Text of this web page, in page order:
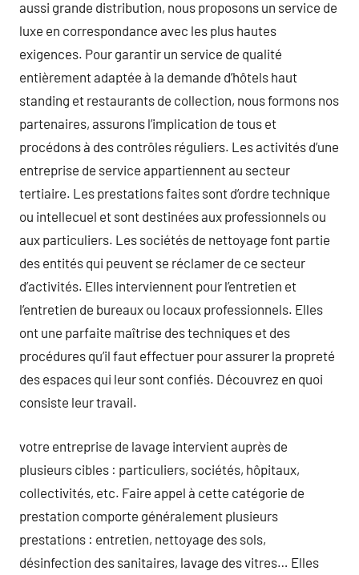
aussi grande distribution, nous proposons un service de
luxe en correspondance avec les plus hautes
exigences. Pour garantir un service de qualité
entièrement adaptée à la demande d’hôtels haut
standing et restaurants de collection, nous formons nos
partenaires, assurons l’implication de tous et
procédons à des contrôles réguliers. Les activités d’une
entreprise de service appartiennent au secteur
tertiaire. Les prestations faites sont d’ordre technique
ou intellecuel et sont destinées aux professionnels ou
aux particuliers. Les sociétés de nettoyage font partie
des entités qui peuvent se réclamer de ce secteur
d’activités. Elles interviennent pour l’entretien et
l’entretien de bureaux ou locaux professionnels. Elles
ont une parfaite maîtrise des techniques et des
procédures qu’il faut effectuer pour assurer la propreté
des espaces qui leur sont confiés. Découvrez en quoi
consiste leur travail.
votre entreprise de lavage intervient auprès de
plusieurs cibles : particuliers, sociétés, hôpitaux,
collectivités, etc. Faire appel à cette catégorie de
prestation comporte généralement plusieurs
prestations : entretien, nettoyage des sols,
désinfection des sanitaires, lavage des vitres… Elles